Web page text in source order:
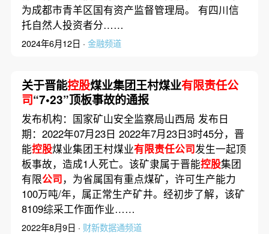
为成都市青羊区国有资产监督管理局。 有四川信
托自然人投资者分……
2024年6月12日 · 金融频道
关于晋能控股煤业集团王村煤业有限责任公
司“7•23”顶板事故的通报
发布机构：国家矿山安全监察局山西局 发布日
期：2022年07月23日 2022年7月23日3时45分，晋
能控股煤业集团王村煤业有限责任公司发生一起顶
板事故，造成1人死亡。该矿隶属于晋能控股集团
有限公司，为省属国有重点煤矿，许可生产能力
100万吨/年，属正常生产矿井。经初步了解，该矿
8109综采工作面作业……
2022年8月9日 · 财新数据通频道